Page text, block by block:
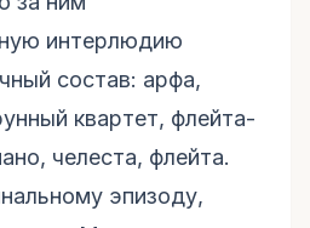
интерлюдию
состав: арфа,
квартет, флейта-
челеста, флейта.
эпизоду,